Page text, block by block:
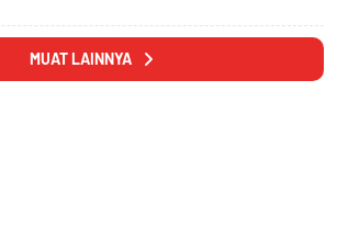
MUAT LAINNYA